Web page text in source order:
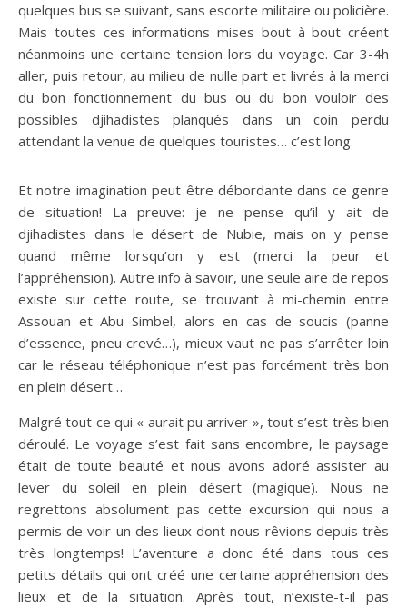
quelques bus se suivant, sans escorte militaire ou policière.
Mais toutes ces informations mises bout à bout créent
néanmoins une certaine tension lors du voyage. Car 3-4h
aller, puis retour, au milieu de nulle part et livrés à la merci
du bon fonctionnement du bus ou du bon vouloir des
possibles djihadistes planqués dans un coin perdu
attendant la venue de quelques touristes… c’est long.
Et notre imagination peut être débordante dans ce genre
de situation! La preuve: je ne pense qu’il y ait de
djihadistes dans le désert de Nubie, mais on y pense
quand même lorsqu’on y est (merci la peur et
l’appréhension). Autre info à savoir, une seule aire de repos
existe sur cette route, se trouvant à mi-chemin entre
Assouan et Abu Simbel, alors en cas de soucis (panne
d’essence, pneu crevé…), mieux vaut ne pas s’arrêter loin
car le réseau téléphonique n’est pas forcément très bon
en plein désert…
Malgré tout ce qui « aurait pu arriver », tout s’est très bien
déroulé. Le voyage s’est fait sans encombre, le paysage
était de toute beauté et nous avons adoré assister au
lever du soleil en plein désert (magique). Nous ne
regrettons absolument pas cette excursion qui nous a
permis de voir un des lieux dont nous rêvions depuis très
très longtemps! L’aventure a donc été dans tous ces
petits détails qui ont créé une certaine appréhension des
lieux et de la situation. Après tout, n’existe-t-il pas